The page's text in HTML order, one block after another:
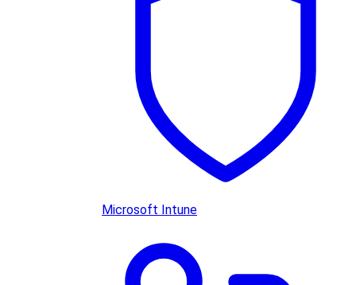
Microsoft Intune